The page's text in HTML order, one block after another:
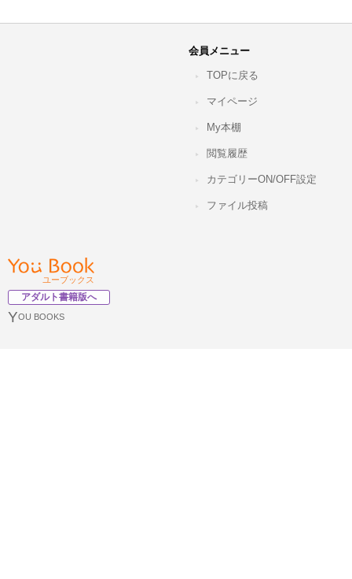
ユーブックス
アダルト書籍版へ
YOU BOOKS
会員メニュー
TOPに戻る
マイページ
My本棚
閲覧履歴
カテゴリーON/OFF設定
ファイル投稿